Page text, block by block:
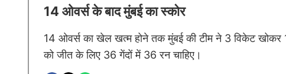
14 ओवर्स के बाद मुंबई का स्कोर
14 ओवर्स का खेल खत्म होने तक मुंबई की टीम ने 3 विकेट खोकर
को जीत के लिए 36 गेंदों में 36 रन चाहिए।